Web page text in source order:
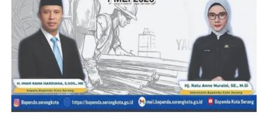
“Harapan kedepannya adalah saling berkolaborasi antar
Pemerintah Kabupaten Pesawaran untuk menyebarkan informasi
sesuai realitanya, berita baik ataupun buruk harus sesuai
kenyataannya” Ungkap Ketua KWRI Prov. Lampung.